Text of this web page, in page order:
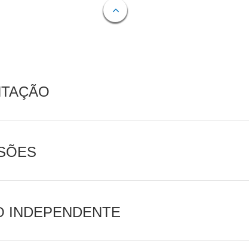
INDEPENDENTE